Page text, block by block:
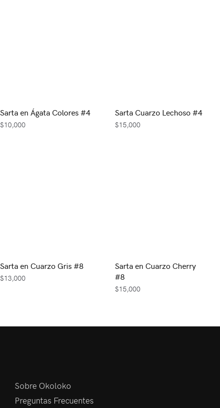
Sarta en Ágata Colores #4
$10,000
Sarta Cuarzo Lechoso #4
$15,000
Sarta en Cuarzo Gris #8
$13,000
Sarta en Cuarzo Cherry
#8
$15,000
Sobre Okoloko
Preguntas Frecuentes